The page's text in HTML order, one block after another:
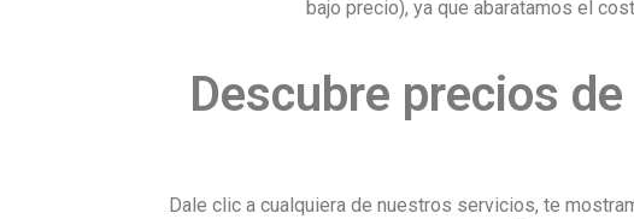
bajo precio), ya que abaratamos el
Descubre precios
Dale clic a cualquiera de nuestros servicios, te